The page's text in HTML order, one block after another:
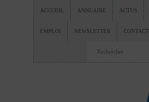
ACCUEIL ANNUAIRE ACTUS
EMPLOI NEWSLETTER CONTACT